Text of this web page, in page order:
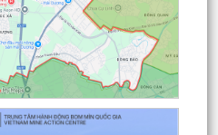
thu hồi đất để GPMB thực
đường Lý Thái Tông kéo dài
thu hồi đất để GPMB thực
đường Lý Thái Tông kéo dài